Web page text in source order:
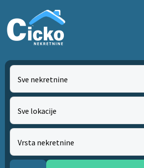
Sve nekretnine
Sve lokacije
Vrsta nekretnine